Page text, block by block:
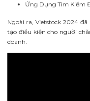
Ứng Dụng Tìm Kiếm
Ngoài ra, Vietstock 2024
tạo điều kiện cho người
doanh.